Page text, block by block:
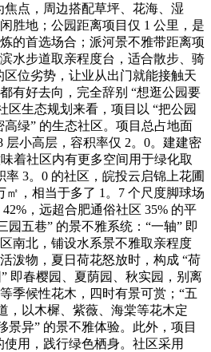
焦点，周边搭配草坪、花海、湿
胜地；公园距离项目仅 1 公里，是
的首选场合；派河景不雅带距离项
水步道取亲程度台，适合散步、骑
区位劣势，让业从出门就能接触天
有好去向，完全辞别 “想逛公园要
区生态规划来看，项目以 “把公园
高绿” 的生态社区。项目总占地面
层小高层，容积率仅 2。0。建建密
着社区内有更多空间用于绿化取
3。0 的社区，皖投云启锦上花圃
㎡，相当于多了 1。7 个尺度脚球场
，远超合肥通俗社区 35% 的平
园五巷” 的景不雅系统：“一轴” 即
南北，铺设水系景不雅取亲程度
泼物，夏日荷花怒放时，构成 “荷
即春樱园、夏荫园、秋实园，别离
季候性花木，四时有景可赏；“五
，以木樨、紫薇、海棠等花木定
景异” 的景不雅体验。此外，项目
使用，践行绿色栖身。社区采用